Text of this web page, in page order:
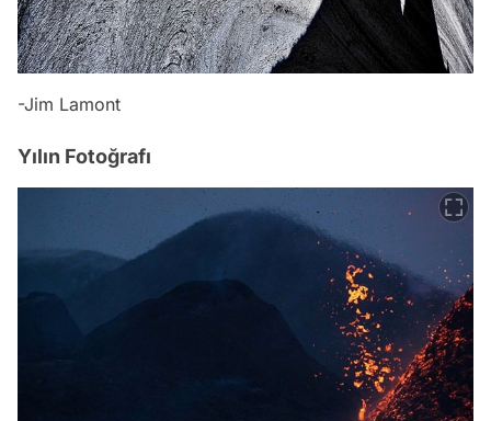
-Jim Lamont
Yılın Fotoğrafı
Video